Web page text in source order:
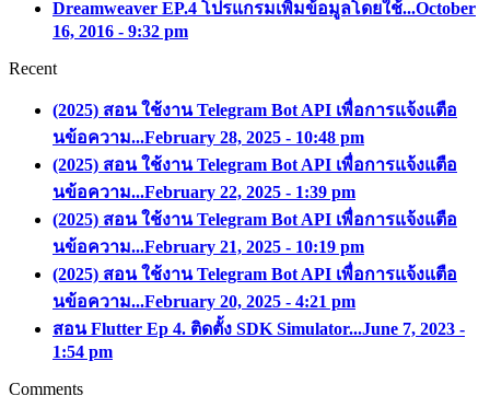
Dreamweaver EP.4 โปรแกรมเพิ่มข้อมูลโดยใช้...October
16, 2016 - 9:32 pm
Recent
(2025) สอน ใช้งาน Telegram Bot API เพื่อการแจ้งแตือ
นข้อความ...February 28, 2025 - 10:48 pm
(2025) สอน ใช้งาน Telegram Bot API เพื่อการแจ้งแตือ
นข้อความ...February 22, 2025 - 1:39 pm
(2025) สอน ใช้งาน Telegram Bot API เพื่อการแจ้งแตือ
นข้อความ...February 21, 2025 - 10:19 pm
(2025) สอน ใช้งาน Telegram Bot API เพื่อการแจ้งแตือ
นข้อความ...February 20, 2025 - 4:21 pm
สอน Flutter Ep 4. ติดตั้ง SDK Simulator...June 7, 2023 -
1:54 pm
Comments